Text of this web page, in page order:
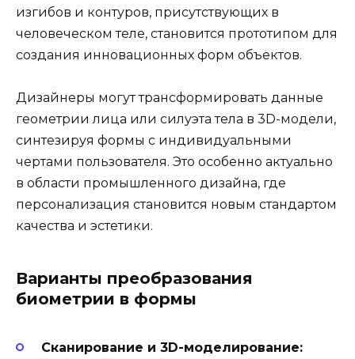
изгибов и контуров, присутствующих в
человеческом теле, становится прототипом для
создания инновационных форм объектов.
Дизайнеры могут трансформировать данные
геометрии лица или силуэта тела в 3D-модели,
синтезируя формы с индивидуальными
чертами пользователя. Это особенно актуально
в области промышленного дизайна, где
персонализация становится новым стандартом
качества и эстетики.
Варианты преобразования
биометрии в формы
Сканирование и 3D-моделирование: